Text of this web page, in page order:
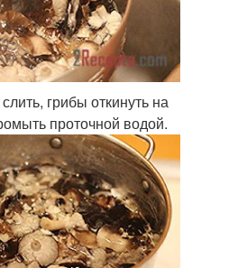
грибы откинуть на
проточной водой.